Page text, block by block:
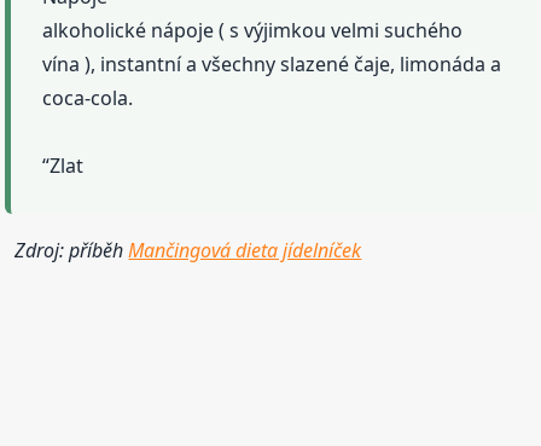
alkoholické nápoje ( s výjimkou velmi suchého
vína ), instantní a všechny slazené čaje, limonáda a
coca-cola.
“Zlat
Zdroj: příběhMančingová dieta jídelníček